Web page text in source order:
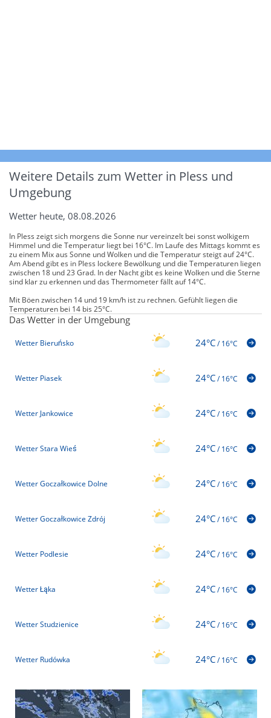
Weitere Details zum Wetter in Pless und
Umgebung
Wetter heute, 08.08.2026
In Pless zeigt sich morgens die Sonne nur vereinzelt bei sonst wolkigem
Himmel und die Temperatur liegt bei 16°C. Im Laufe des Mittags kommt es
zu einem Mix aus Sonne und Wolken und die Temperatur steigt auf 24°C.
Am Abend gibt es in Pless lockere Bewölkung und die Temperaturen liegen
zwischen 18 und 23 Grad. In der Nacht gibt es keine Wolken und die Sterne
sind klar zu erkennen und das Thermometer fällt auf 14°C.
Mit Böen zwischen 14 und 19 km/h ist zu rechnen. Gefühlt liegen die
Temperaturen bei 14 bis 25°C.
Das Wetter in der Umgebung
Wetter Bieruńsko 24°C/16°C
Wetter Piasek 24°C/16°C
Wetter Jankowice 24°C/16°C
Wetter Stara Wieś 24°C/16°C
Wetter Goczałkowice Dolne 24°C/16°C
Wetter Goczałkowice Zdrój 24°C/16°C
Wetter Podlesie 24°C/16°C
Wetter Łąka 24°C/16°C
Wetter Studzienice 24°C/16°C
Wetter Rudówka 24°C/16°C